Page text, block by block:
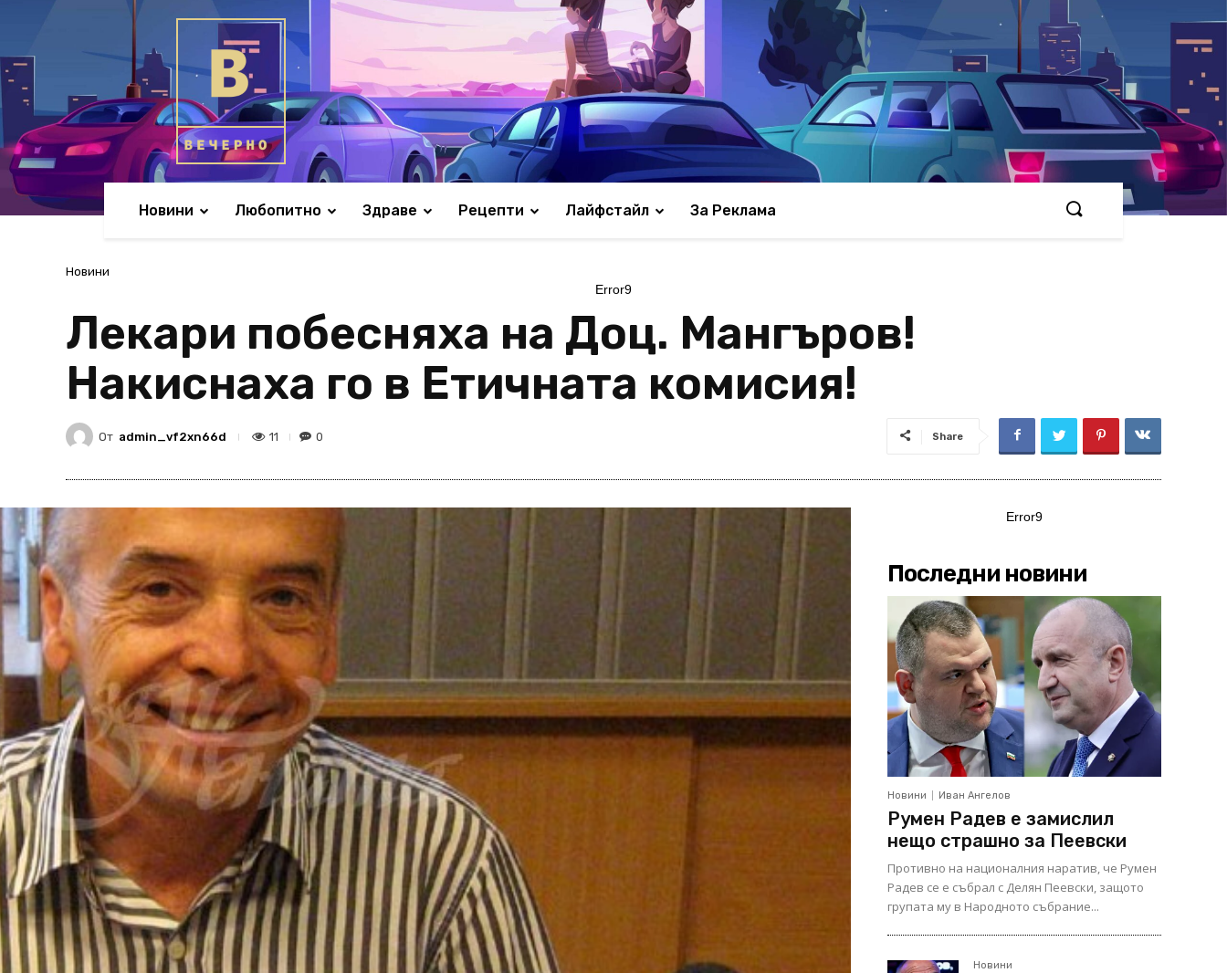
Новини Любопитно Здраве Рецепти Лайфстайл За Реклама
Новини
Error9
Лекари побесняха на Доц. Мангъров!
Накиснаха го в Етичната комисия!
От admin_vf2xn66d 11 0 Share
Error9
Последни новини
Новини Иван Ангелов
Румен Радев е замислил
нещо страшно за Пеевски
Противно на националния наратив, че Румен
Радев се е събрал с Делян Пеевски, защото
групата му в Народното събрание...
Новини